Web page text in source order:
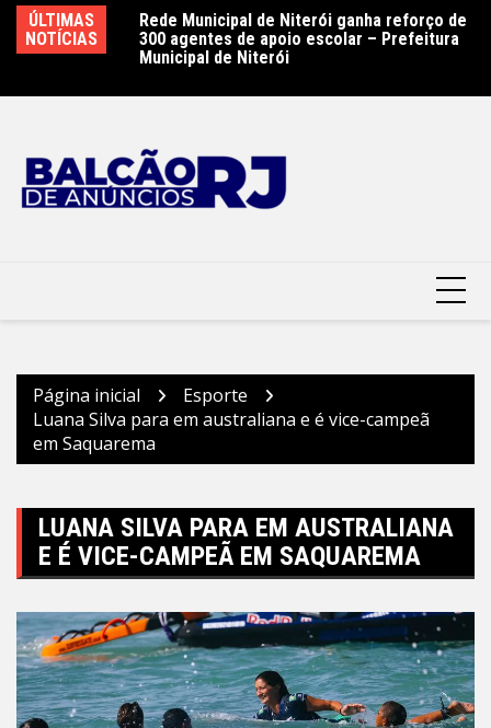
para
ÚLTIMAS
NOTÍCIAS
Rede Municipal de Niterói ganha reforço de
300 agentes de apoio escolar – Prefeitura
Municipal de Niterói
Prefeitura de Nova Iguaçu instala Gabinete
de Crise e reforça ações preventivas diante
da previsão de ventos fortes
Página inicial
Esporte
Luana Silva para em australiana e é vice-campeã
em Saquarema
LUANA SILVA PARA EM AUSTRALIANA
E É VICE-CAMPEÃ EM SAQUAREMA